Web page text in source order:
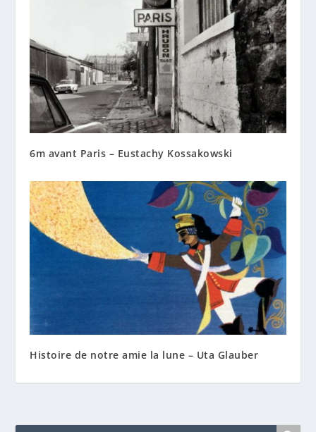
6m avant Paris – Eustachy Kossakowski
Histoire de notre amie la lune – Uta Glauber